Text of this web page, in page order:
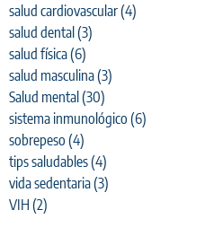
salud cardiovascular(4)
salud dental (3)
salud física(6)
salud masculina(3)
Salud mental (30)
sistema inmunológico (6)
sobrepeso (4)
tips saludables(4)
vida sedentaria(3)
VIH (2)